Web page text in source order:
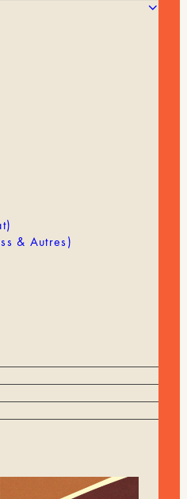
& Autres)
coffee shop. Un outil précis
et ceux qui souhaitent
de leur eau et tirer le
g) d’AQUACODE® dans
mélanger pendant 15
de minéraux naturels, la
de dépôts est un
est recommandé d’agiter
gouttes
2029